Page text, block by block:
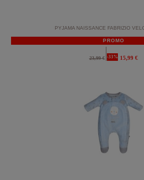
PYJAMA NAISSANCE FABRIZIO
PROMO
23,99 € -33% 15,99 €